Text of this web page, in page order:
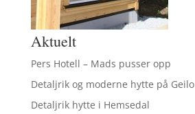
Aktuelt
Pers Hotell – Mads pusser opp
Detaljrik og moderne hytte på Geilo
Detaljrik hytte i Hemsedal